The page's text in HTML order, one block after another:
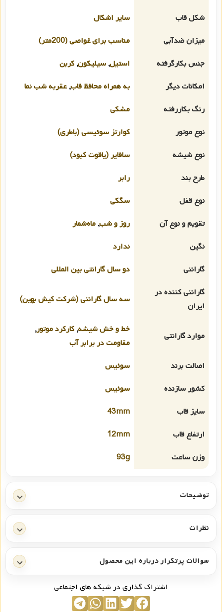
شکل قاب
سایر اشکال
میزان ضدآبی
مناسب برای غواصی (200متر)
جنس بکارگرفته
استیل, سیلیکون, کربن
امکانات دیگر
به همراه محافظ قاب, عقربه شب نما
رنگ بکاررفته
مشکی
نوع موتور
کوارتز سوئیسی (باطری)
نوع شیشه
سافایر (یاقوت کبود)
طرح بند
رابر
نوع قفل
سگکی
تقویم و نوع آن
روز و شب, ماه‌شمار
نگین
ندارد
گارانتی
دو سال گارانتی بین المللی
گارانتی کننده در
ایران
سه سال گارانتی (شرکت کیش بهین)
موارد گارانتی
خط و خش شیشه, کارکرد موتور,
مقاومت در برابر آب
اصالت برند
سوئیس
کشور سازنده
سوئیس
سایز قاب
43mm
ارتفاع قاب
12mm
وزن ساعت
93g
توضیحات
نظرات
سوالات پرتکرار درباره این محصول
اشتراک گذاری در شبکه های اجتماعی